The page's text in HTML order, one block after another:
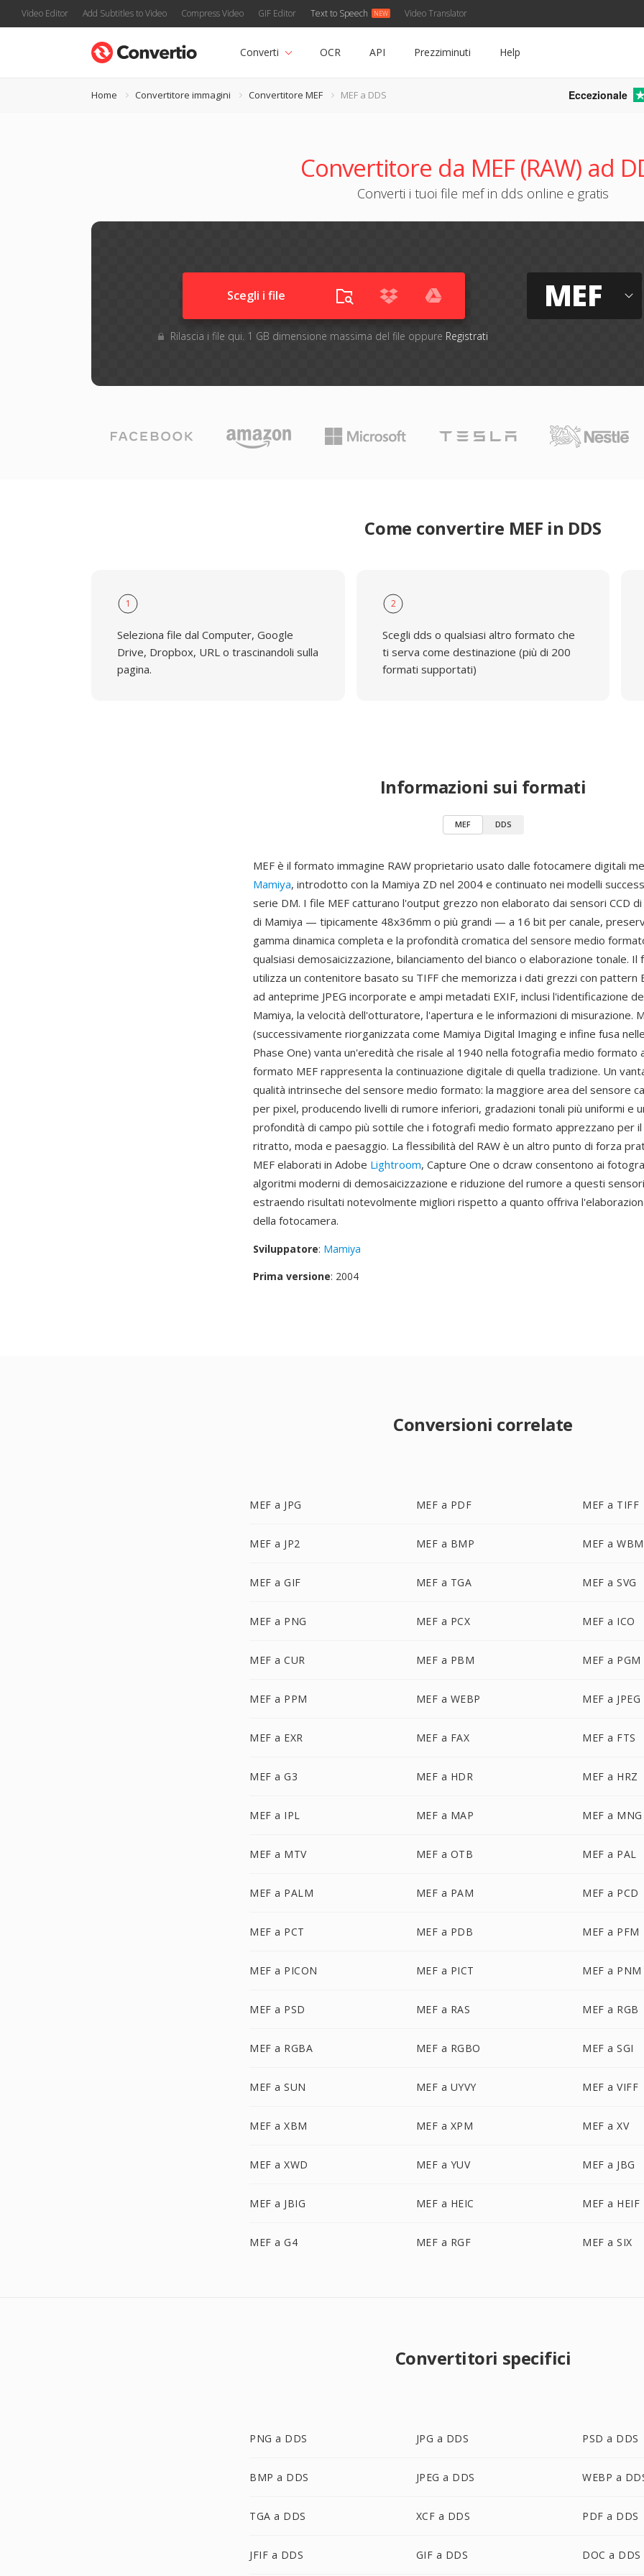
Video Editor Add Subtitles to Video Compress Video GIF Editor Text to Speech Video Translator
Converti OCR API Prezziminuti Help
Home Convertitore immagini Convertitore MEF MEF a DDS Eccezionale
Convertitore da MEF (RAW) ad
Converti i tuoi file mef in dds online e gratis
Scegli i file
Rilascia i file qui. 1 GB dimensione massima del file oppure Registrati
MEF
Come convertire MEF in DDS
1
Seleziona file dal Computer, Google
Drive, Dropbox, URL o trascinandoli sulla
pagina.
2
Scegli dds o qualsiasi altro formato che
ti serva come destinazione (più di 200
formati supportati)
Informazioni sui formati
MEF DDS
MEF è il formato immagine RAW proprietario usato dalle fotocamere digitali
Mamiya, introdotto con la Mamiya ZD nel 2004 e continuato nei modelli
serie DM. I file MEF catturano l'output grezzo non elaborato dai sensori CCD
di Mamiya — tipicamente 48x36mm o più grandi — a 16 bit per canale,
gamma dinamica completa e la profondità cromatica del sensore medio
qualsiasi demosaicizzazione, bilanciamento del bianco o elaborazione tonale. Il
utilizza un contenitore basato su TIFF che memorizza i dati grezzi con pattern
ad anteprime JPEG incorporate e ampi metadati EXIF, inclusi l'identificazione
Mamiya, la velocità dell'otturatore, l'apertura e le informazioni di misurazione.
(successivamente riorganizzata come Mamiya Digital Imaging e infine fusa
Phase One) vanta un'eredità che risale al 1940 nella fotografia medio formato
formato MEF rappresenta la continuazione digitale di quella tradizione. Un
qualità intrinseche del sensore medio formato: la maggiore area del sensore
per pixel, producendo livelli di rumore inferiori, gradazioni tonali più uniformi e
profondità di campo più sottile che i fotografi medio formato apprezzano per
ritratto, moda e paesaggio. La flessibilità del RAW è un altro punto di forza
MEF elaborati in Adobe Lightroom, Capture One o dcraw consentono ai
algoritmi moderni di demosaicizzazione e riduzione del rumore a questi
estraendo risultati notevolmente migliori rispetto a quanto offriva
della fotocamera.
Sviluppatore: Mamiya
Prima versione: 2004
Conversioni correlate
MEF a JPG MEF a PDF MEF a TIFF
MEF a JP2 MEF a BMP MEF a
MEF a GIF MEF a TGA MEF a SVG
MEF a PNG MEF a PCX MEF a ICO
MEF a CUR MEF a PBM MEF a PGM
MEF a PPM MEF a WEBP MEF a JPEG
MEF a EXR MEF a FAX MEF a FTS
MEF a G3 MEF a HDR MEF a HRZ
MEF a IPL MEF a MAP MEF a MNG
MEF a MTV MEF a OTB MEF a PAL
MEF a PALM MEF a PAM MEF a PCD
MEF a PCT MEF a PDB MEF a PFM
MEF a PICON MEF a PICT MEF a PNM
MEF a PSD MEF a RAS MEF a RGB
MEF a RGBA MEF a RGBO MEF a SGI
MEF a SUN MEF a UYVY MEF a VIFF
MEF a XBM MEF a XPM MEF a XV
MEF a XWD MEF a YUV MEF a JBG
MEF a JBIG MEF a HEIC MEF a HEIF
MEF a G4 MEF a RGF MEF a SIX
Convertitori specifici
PNG a DDS JPG a DDS PSD a DDS
BMP a DDS JPEG a DDS WEBP a
TGA a DDS XCF a DDS PDF a DDS
JFIF a DDS GIF a DDS DOC a DDS